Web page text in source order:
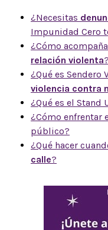
¿Necesitas
Impunidad Cero
¿Cómo
relación violenta?
¿Qué es Sendero
violencia contra
¿Qué es el Stand
¿Cómo enfrentar
público?
¿Qué hacer
calle?